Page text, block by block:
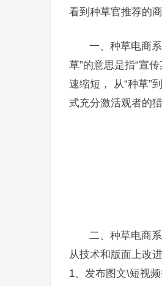
看到种草官推荐的
一、种草电商
草”的意思是指“宣
速缩短， 从“种草”
式充分激活观者的
二、种草电商
从技术和版面上改
1、发布图文\短视